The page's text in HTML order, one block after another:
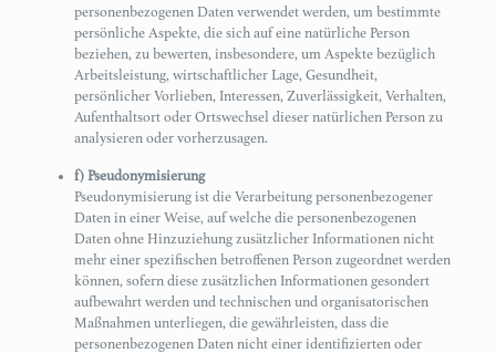
personenbezogenen Daten verwendet werden, um bestimmte
persönliche Aspekte, die sich auf eine natürliche Person
beziehen, zu bewerten, insbesondere, um Aspekte bezüglich
Arbeitsleistung, wirtschaftlicher Lage, Gesundheit,
persönlicher Vorlieben, Interessen, Zuverlässigkeit, Verhalten,
Aufenthaltsort oder Ortswechsel dieser natürlichen Person zu
analysieren oder vorherzusagen.
f) Pseudonymisierung
Pseudonymisierung ist die Verarbeitung personenbezogener
Daten in einer Weise, auf welche die personenbezogenen
Daten ohne Hinzuziehung zusätzlicher Informationen nicht
mehr einer spezifischen betroffenen Person zugeordnet werden
können, sofern diese zusätzlichen Informationen gesondert
aufbewahrt werden und technischen und organisatorischen
Maßnahmen unterliegen, die gewährleisten, dass die
personenbezogenen Daten nicht einer identifizierten oder